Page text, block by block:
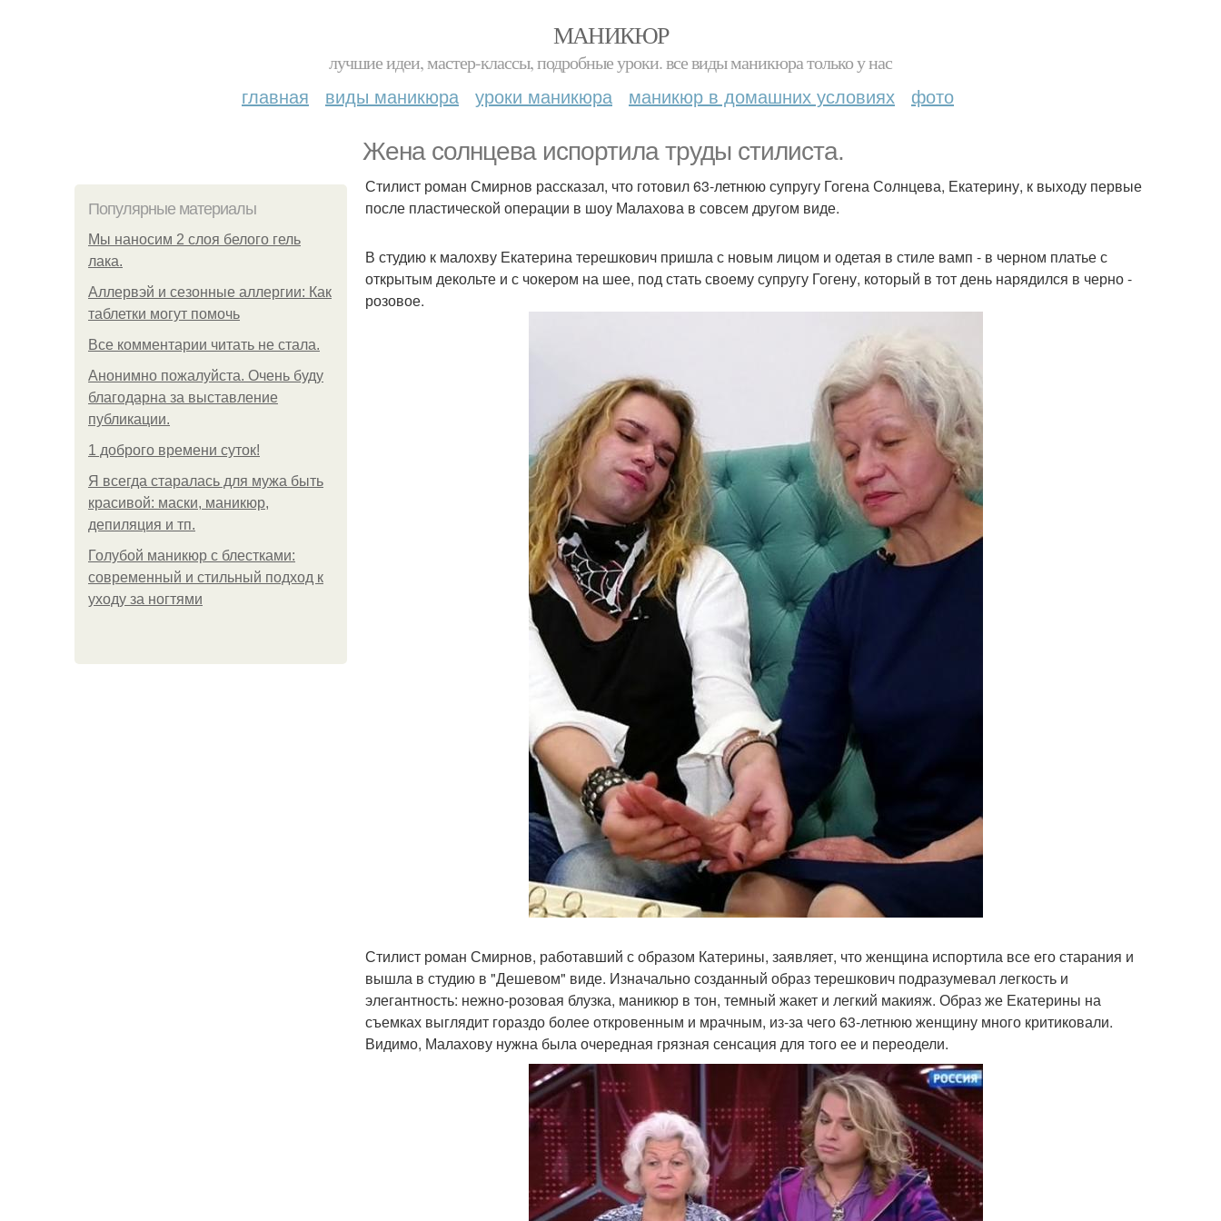
МАНИКЮР
лучшие идеи, мастер-классы, подробные уроки. все виды маникюра только у нас
главная виды маникюра уроки маникюра маникюр в домашних условиях фото
Жена солнцева испортила труды стилиста.
Популярные материалы
Мы наносим 2 слоя белого гель
лака.
Аллервэй и сезонные аллергии: Как
таблетки могут помочь
Все комментарии читать не стала.
Анонимно пожалуйста. Очень буду
благодарна за выставление
публикации.
1 доброго времени суток!
Я всегда старалась для мужа быть
красивой: маски, маникюр,
депиляция и тп.
Голубой маникюр с блестками:
современный и стильный подход к
уходу за ногтями
Стилист роман Смирнов рассказал, что готовил 63-летнюю супругу Гогена Солнцева, Екатерину, к выходу первые
после пластической операции в шоу Малахова в совсем другом виде.
В студию к малохву Екатерина терешкович пришла с новым лицом и одетая в стиле вамп - в черном платье с
открытым декольте и с чокером на шее, под стать своему супругу Гогену, который в тот день нарядился в черно -
розовое.
Стилист роман Смирнов, работавший с образом Катерины, заявляет, что женщина испортила все его старания и
вышла в студию в "Дешевом" виде. Изначально созданный образ терешкович подразумевал легкость и
элегантность: нежно-розовая блузка, маникюр в тон, темный жакет и легкий макияж. Образ же Екатерины на
съемках выглядит гораздо более откровенным и мрачным, из-за чего 63-летнюю женщину много критиковали.
Видимо, Малахову нужна была очередная грязная сенсация для того ее и переодели.